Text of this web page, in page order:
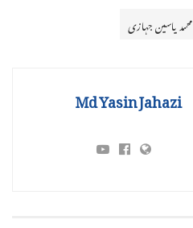
محمد یاسین جہازی
Md Yasin Jahazi